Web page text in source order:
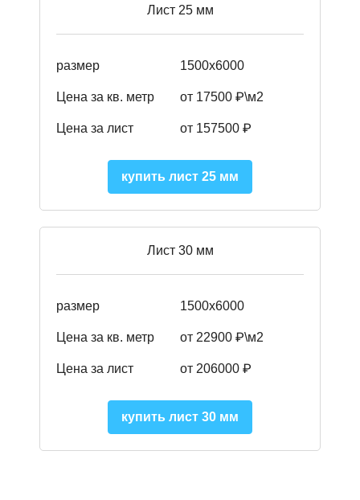
Лист 25 мм
размер 1500х6000
Цена за кв. метр от 17500 ₽\м2
Цена за лист от 157500 ₽
купить лист 25 мм
Лист 30 мм
размер 1500х6000
Цена за кв. метр от 22900 ₽\м2
Цена за лист от 206000 ₽
купить лист 30 мм